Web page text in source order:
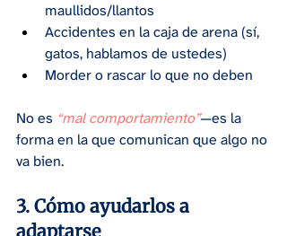
maullidos/llantos
Accidentes en la caja de arena (sí,
gatos, hablamos de ustedes)
Morder o rascar lo que no deben
No es “mal comportamiento”—es la
forma en la que comunican que algo no
va bien.
3. Cómo ayudarlos a
adaptarse